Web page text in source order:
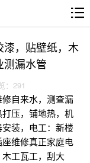
，贴壁纸，木
测漏水管
：291
自来水，测查漏
压，铺地热，机
装，电工：新楼
维修真正家庭电
工瓦工，刮大